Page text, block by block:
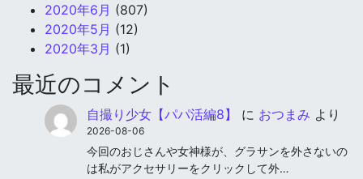
2020年6月 (807)
2020年5月 (12)
2020年3月 (1)
最近のコメント
自撮り少女【パパ活編8】 に おつまみ より
2026-08-06
今回のおじさんや女神様が、グラサンを外さないの
は私がアクセサリーをクリックして外…